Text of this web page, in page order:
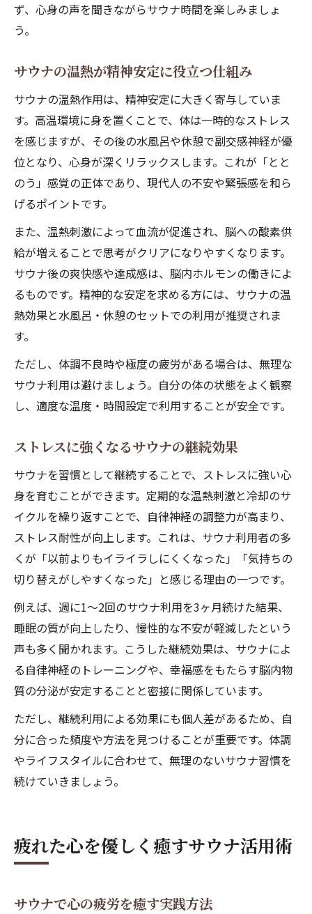
ず、心身の声を聞きながらサウナ時間を楽しみましょ
う。
サウナの温熱が精神安定に役立つ仕組み
サウナの温熱作用は、精神安定に大きく寄与していま
す。高温環境に身を置くことで、体は一時的なストレス
を感じますが、その後の水風呂や休憩で副交感神経が優
位となり、心身が深くリラックスします。これが「とと
のう」感覚の正体であり、現代人の不安や緊張感を和ら
げるポイントです。
また、温熱刺激によって血流が促進され、脳への酸素供
給が増えることで思考がクリアになりやすくなります。
サウナ後の爽快感や達成感は、脳内ホルモンの働きによ
るものです。精神的な安定を求める方には、サウナの温
熱効果と水風呂・休憩のセットでの利用が推奨されま
す。
ただし、体調不良時や極度の疲労がある場合は、無理な
サウナ利用は避けましょう。自分の体の状態をよく観察
し、適度な温度・時間設定で利用することが安全です。
ストレスに強くなるサウナの継続効果
サウナを習慣として継続することで、ストレスに強い心
身を育むことができます。定期的な温熱刺激と冷却のサ
イクルを繰り返すことで、自律神経の調整力が高まり、
ストレス耐性が向上します。これは、サウナ利用者の多
くが「以前よりもイライラしにくくなった」「気持ちの
切り替えがしやすくなった」と感じる理由の一つです。
例えば、週に1〜2回のサウナ利用を3ヶ月続けた結果、
睡眠の質が向上したり、慢性的な不安が軽減したという
声も多く聞かれます。こうした継続効果は、サウナによ
る自律神経のトレーニングや、幸福感をもたらす脳内物
質の分泌が安定することと密接に関係しています。
ただし、継続利用による効果にも個人差があるため、自
分に合った頻度や方法を見つけることが重要です。体調
やライフスタイルに合わせて、無理のないサウナ習慣を
続けていきましょう。
疲れた心を優しく癒すサウナ活用術
サウナで心の疲労を癒す実践方法